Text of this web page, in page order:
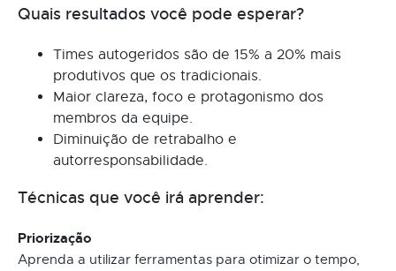
Quais resultados você pode esperar?
Times autogeridos são de 15% a 20% mais
produtivos que os tradicionais.
Maior clareza, foco e protagonismo dos
membros da equipe.
Diminuição de retrabalho e
autorresponsabilidade.
Técnicas que você irá aprender:
Priorização
Aprenda a utilizar ferramentas para otimizar o tempo,